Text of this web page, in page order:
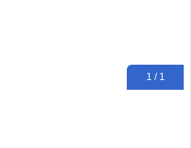
1 / 1